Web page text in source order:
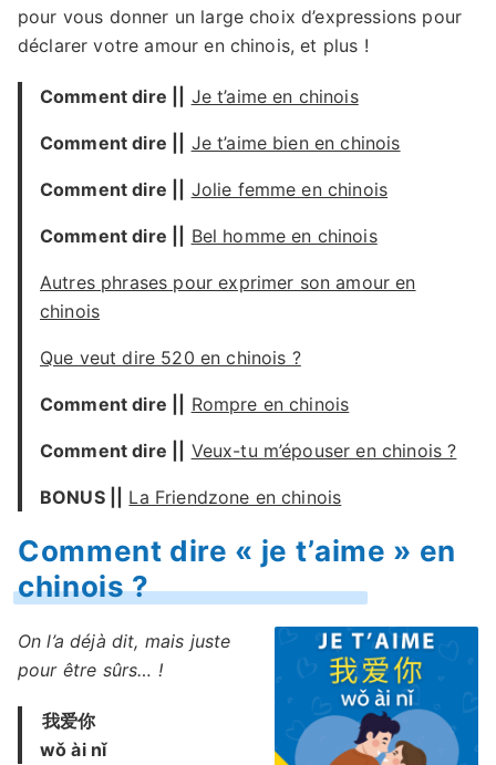
pour vous donner un large choix d’expressions pour
déclarer votre amour en chinois, et plus !
Comment dire || Je t’aime en chinois
Comment dire || Je t’aime bien en chinois
Comment dire || Jolie femme en chinois
Comment dire || Bel homme en chinois
Autres phrases pour exprimer son amour en
chinois
Que veut dire 520 en chinois ?
Comment dire || Rompre en chinois
Comment dire || Veux-tu m’épouser en chinois ?
BONUS || La Friendzone en chinois
Comment dire « je t’aime » en
chinois ?
On l’a déjà dit, mais juste
pour être sûrs… !
我爱你
wǒ ài nǐ